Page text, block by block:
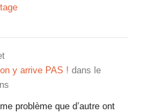
y arrive PAS ! dans le
problème que d’autre ont